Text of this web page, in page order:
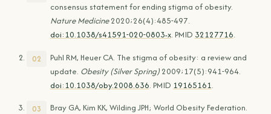
consensus statement for ending stigma of obesity.
Nature Medicine2020;26(4):485-497.
doi:10.1038/s41591-020-0803-x. PMID 32127716.
Puhl RM, Heuer CA. The stigma of obesity: a review and
update. Obesity (Silver Spring)2009;17(5):941-964.
doi:10.1038/oby.2008.636. PMID 19165161.
Bray GA, Kim KK, Wilding JPH; World Obesity Federation.